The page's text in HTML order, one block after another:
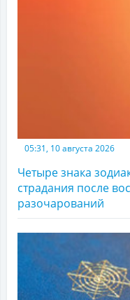
05:31, 10 августа 2026
Четыре знака
страдания после
разочарований